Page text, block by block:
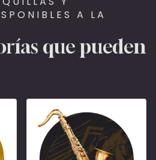
A LA
que pueden